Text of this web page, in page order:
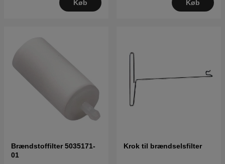
Køb Køb
Brændstoffilter 5035171-
01
Krok til brændselsfilter